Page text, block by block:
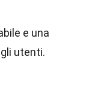
e una
utenti.